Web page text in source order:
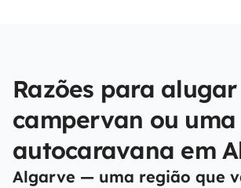
Razões para
campervan ou uma
autocaravana em
Algarve — uma região que